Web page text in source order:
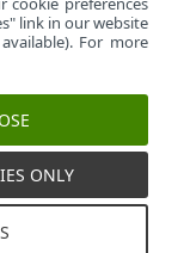
Gerenciar cookies
link in our website
For more
ONLY